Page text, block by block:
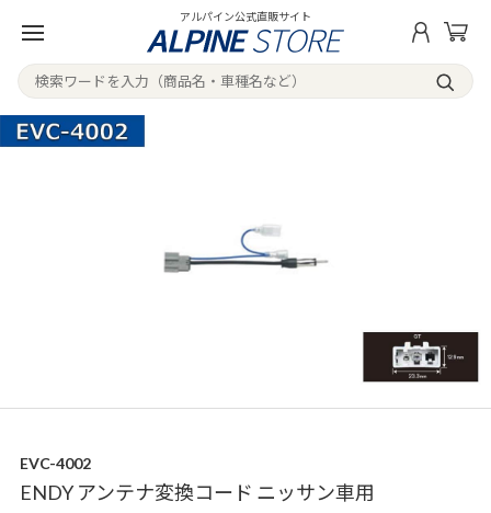
アルパイン公式直販サイト
EVC-4002
ENDY アンテナ変換コード ニッサン車用